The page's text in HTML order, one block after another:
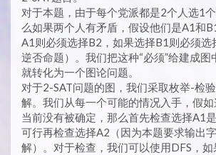
对于本题，由于每个党派都是2个人选1
么如果两个人有矛盾，假设他们是A1和
A1则必须选择B2，如果选择B1则必须选
逆否命题）。我们把这种“必须”给建成图
就转化为一个图论问题。
对于2-SAT问题的图，我们采取枚举-检
解。我们从每一个可能的情况入手，假
当前没有被确定，那么首先检查选择A1
可行再检查选择A2（因为本题要求输出
解）。对于检查，我们可以使用DFS，